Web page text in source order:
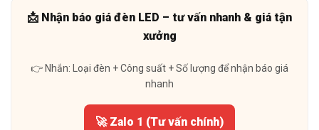
📩 Nhận báo giá đèn LED – tư vấn nhanh & giá tận
xưởng
👉 Nhắn: Loại đèn + Công suất + Số lượng để nhận báo giá
nhanh
🚀 Zalo 1 (Tư vấn chính)